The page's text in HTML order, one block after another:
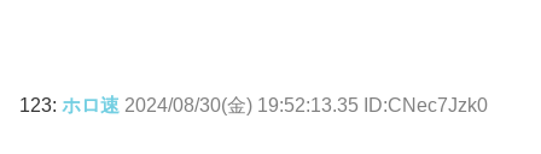
123: ホロ速 2024/08/30(金) 19:52:13.35 ID:CNec7Jzk0